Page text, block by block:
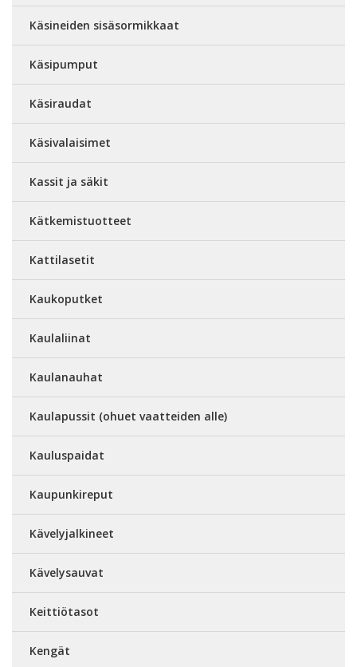
Käsineiden sisäsormikkaat
Käsipumput
Käsiraudat
Käsivalaisimet
Kassit ja säkit
Kätkemistuotteet
Kattilasetit
Kaukoputket
Kaulaliinat
Kaulanauhat
Kaulapussit (ohuet vaatteiden alle)
Kauluspaidat
Kaupunkireput
Kävelyjalkineet
Kävelysauvat
Keittiötasot
Kengät